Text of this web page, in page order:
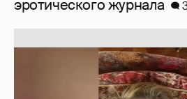
эротического журнала